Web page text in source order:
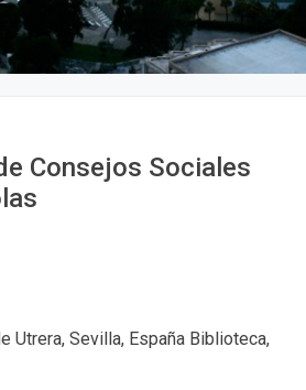
Consejos Sociales
Utrera, Sevilla, España Biblioteca,